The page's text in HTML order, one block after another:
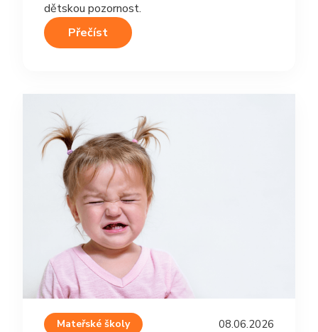
dětskou pozornost.
Přečíst
Mateřské školy 08.06.2026